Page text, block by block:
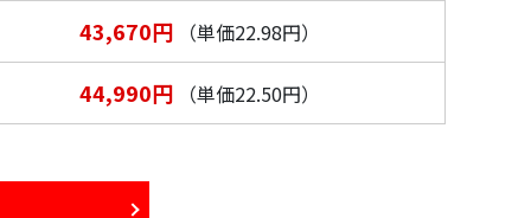
43,670円 （単価22.98円）
44,990円 （単価22.50円）